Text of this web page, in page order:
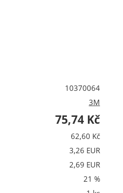
10370064
3M
75,74 Kč
62,60 Kč
3,26 EUR
2,69 EUR
21 %